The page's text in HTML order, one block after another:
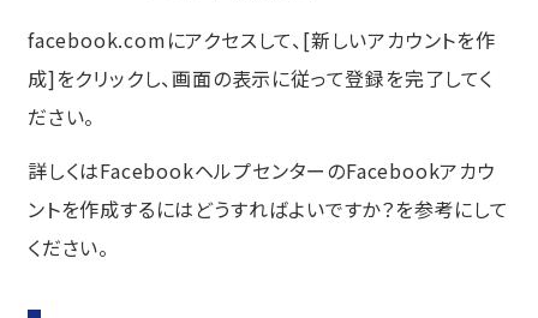
facebook.comにアクセスして、[新しいアカウントを作
成]をクリックし、画面の表示に従って登録を完了してく
ださい。
詳しくはFacebookヘルプセンターのFacebookアカウ
ントを作成するにはどうすればよいですか？を参考にして
ください。